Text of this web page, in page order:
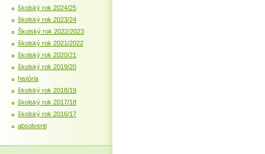
školský rok 2024/25
školský rok 2023/24
Školský rok 2022/2023
školský rok 2021/2022
školský rok 2020/21
školský rok 2019/20
história
školský rok 2018/19
školský rok 2017/18
školský rok 2016/17
absolventi